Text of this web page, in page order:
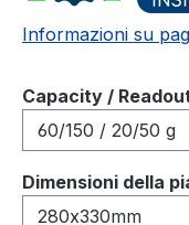
Informazioni su
Seleziona
Capacity /
Seleziona
Dimensioni della